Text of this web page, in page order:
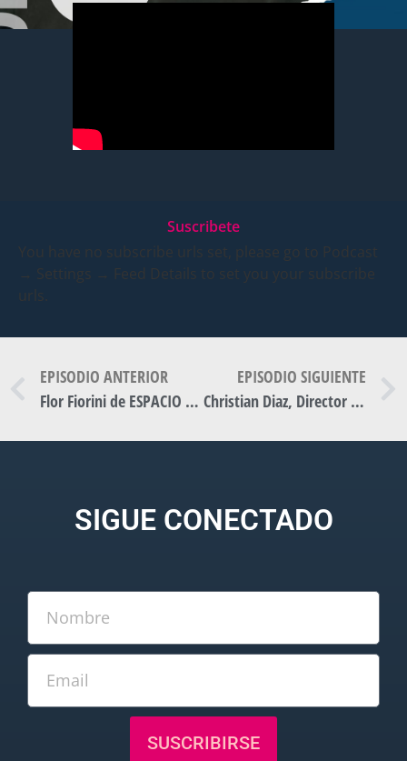
Suscribete
You have no subscribe urls set, please go to Podcast
→ Settings → Feed Details to set you your subscribe
urls.
EPISODIO ANTERIOR
Flor Fiorini de ESPACIO MAGENTA
EPISODIO SIGUIENTE
Christian Diaz, Director General de Museos
SIGUE CONECTADO
SUSCRIBIRSE